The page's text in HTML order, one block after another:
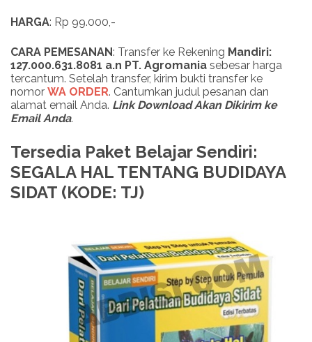
HARGA: Rp 99.000,-
CARA PEMESANAN: Transfer ke Rekening Mandiri:
127.000.631.8081 a.n PT. Agromania sebesar harga
tercantum. Setelah transfer, kirim bukti transfer ke
nomor WA ORDER. Cantumkan judul pesanan dan
alamat email Anda. LinkDownloadAkan Dikirim ke
Email Anda.
Tersedia Paket Belajar Sendiri:
SEGALA HAL TENTANG BUDIDAYA
SIDAT (KODE: TJ)